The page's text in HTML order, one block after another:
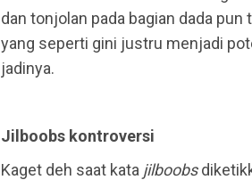
dan tonjolan pada bagian dada
yang seperti gini justru menjadi
jadinya.
Jilboobs kontroversi
Kaget deh saat kata jilboobs